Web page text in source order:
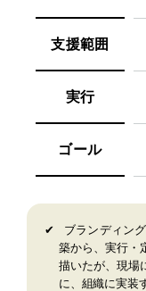
支援範囲
実行
ゴール
✔︎
ブランディン
築から、実行・
描いたが、現場
に、組織に実装